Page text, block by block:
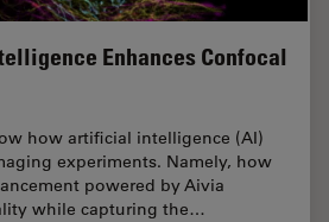
Enhances Confocal
how artificial intelligence (AI)
experiments. Namely, how
powered by Aivia
while capturing the…